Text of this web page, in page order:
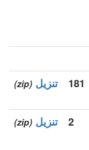
181 تنزيل (zip)
2 تنزيل (zip)